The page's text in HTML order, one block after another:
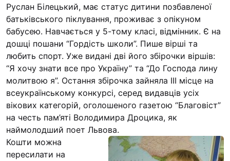
Руслан Білецький, має статус дитини позбавленої
батьківського піклування, проживає з опікуном
бабусею. Навчається у 5-тому класі, відмінник. Є на
дошці пошани “Гордість школи”. Пише вірші та
любить спорт. Уже видані дві його збірочки віршів:
“Я хочу знати все про Україну” та “До Господа лину
молитвою я”. Остання збірочка зайняла III місце на
всеукраїнському конкурсі, серед видавців усіх
вікових категорій, оголошеного газетою “Благовіст”
на честь пам’яті Володимира Дроцика, як
наймолодший поет Львова.
Кошти можна
пересилати на